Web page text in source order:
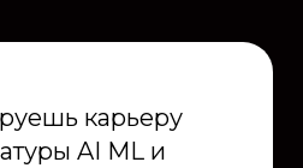
карьеру
AI ML и